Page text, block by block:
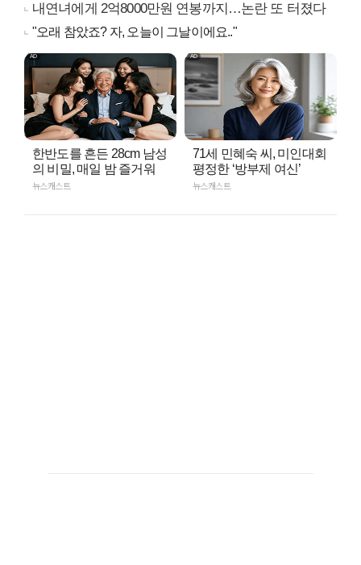
내연녀에게 2억8000만원 연봉까지…논란 또 터졌다
"오래 참았죠? 자, 오늘이 그날이에요.."
한반도를 흔든 28cm 남성
의 비밀, 매일 밤 즐거워
뉴스캐스트
71세 민혜숙 씨, 미인대회
평정한 ‘방부제 여신’
뉴스캐스트